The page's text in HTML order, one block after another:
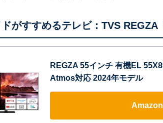
がすすめるテレビ：TVS REGZA
REGZA 55インチ 有機EL
Atmos対応 2024年モデル